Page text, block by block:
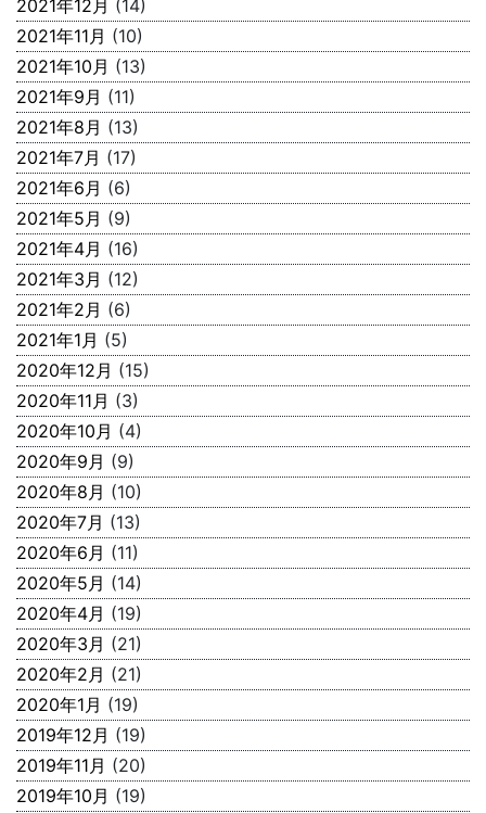
2021年12月 (14)
2021年11月 (10)
2021年10月 (13)
2021年9月 (11)
2021年8月 (13)
2021年7月 (17)
2021年6月 (6)
2021年5月 (9)
2021年4月 (16)
2021年3月 (12)
2021年2月 (6)
2021年1月 (5)
2020年12月 (15)
2020年11月 (3)
2020年10月 (4)
2020年9月 (9)
2020年8月 (10)
2020年7月 (13)
2020年6月 (11)
2020年5月 (14)
2020年4月 (19)
2020年3月 (21)
2020年2月 (21)
2020年1月 (19)
2019年12月 (19)
2019年11月 (20)
2019年10月 (19)